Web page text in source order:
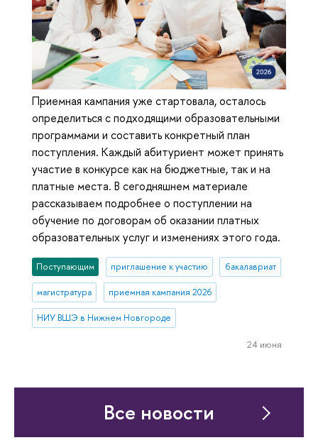
Приемная кампания уже стартовала, осталось
определиться с подходящими образовательными
программами и составить конкретный план
поступления. Каждый абитуриент может принять
участие в конкурсе как на бюджетные, так и на
платные места. В сегодняшнем материале
рассказываем подробнее о поступлении на
обучение по договорам об оказании платных
образовательных услуг и изменениях этого года.
Поступающим приглашение к участию бакалавриат
магистратура приемная кампания 2026
НИУ ВШЭ в Нижнем Новгороде
24 июня
Все новости